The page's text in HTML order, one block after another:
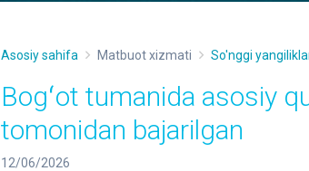
Asosiy sahifa Matbuot xizmati So'nggi
Bogʻot tumanida asosiy
tomonidan bajarilgan
12/06/2026